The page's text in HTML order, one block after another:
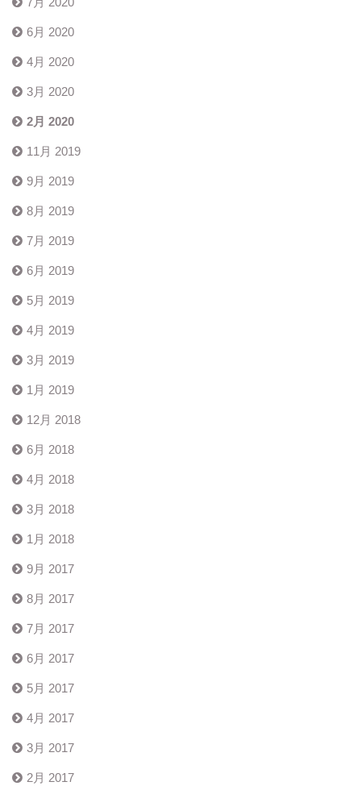
6月 2020
4月 2020
3月 2020
2月 2020
11月 2019
9月 2019
8月 2019
7月 2019
6月 2019
5月 2019
4月 2019
3月 2019
1月 2019
12月 2018
6月 2018
4月 2018
3月 2018
1月 2018
9月 2017
8月 2017
7月 2017
6月 2017
5月 2017
4月 2017
3月 2017
2月 2017